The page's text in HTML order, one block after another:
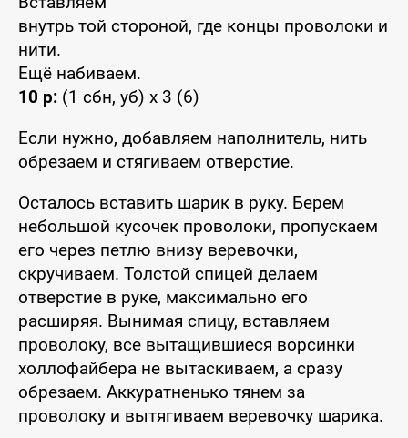
внутрь той стороной, где концы проволоки и
нити.
Ещё набиваем.
10 р: (1 сбн, уб) x 3 (6)
Если нужно, добавляем наполнитель, нить
обрезаем и стягиваем отверстие.
Осталось вставить шарик в руку. Берем
небольшой кусочек проволоки, пропускаем
его через петлю внизу веревочки,
скручиваем. Толстой спицей делаем
отверстие в руке, максимально его
расширяя. Вынимая спицу, вставляем
проволоку, все вытащившиеся ворсинки
холлофайбера не вытаскиваем, а сразу
обрезаем. Аккуратненько тянем за
проволоку и вытягиваем веревочку шарика.